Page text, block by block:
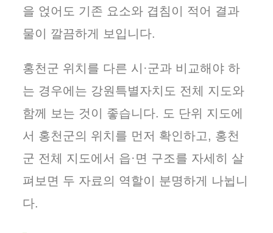
을 얹어도 기존 요소와 겹침이 적어 결과
물이 깔끔하게 보입니다.
홍천군 위치를 다른 시·군과 비교해야 하
는 경우에는 강원특별자치도 전체 지도와
함께 보는 것이 좋습니다. 도 단위 지도에
서 홍천군의 위치를 먼저 확인하고, 홍천
군 전체 지도에서 읍·면 구조를 자세히 살
펴보면 두 자료의 역할이 분명하게 나뉩니
다.